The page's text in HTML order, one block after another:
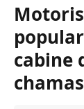
cabine